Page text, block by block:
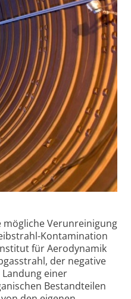
mögliche Verunreinigung
Kontamination
für Aerodynamik
der negative
einer
Bestandteilen